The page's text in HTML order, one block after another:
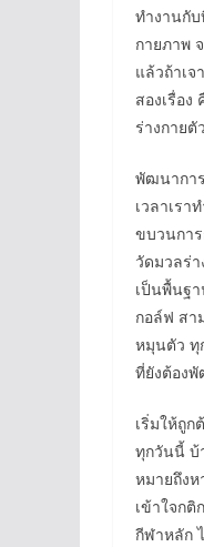
ทำงานกั
กายภาพ
แล้วถ้าเจ
สองเรื่อ
ร่างกายตั
พัฒนากา
เวลาเร
ขบวนการ
วัดมวลร่
เป็นพื้นฐ
กอล์ฟ สา
หมุนตัว ทุ
ที่ยังต้อง
เริ่มให้ถูก
ทุกวันนี้ บ้
หมายถึง
เข้าใจก
กีฬาหลัก